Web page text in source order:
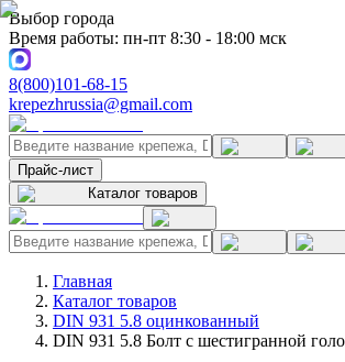
Выбор города
Время работы: пн-пт 8:30 - 18:00 мск
8(800)101-68-15
krepezhrussia@gmail.com
Прайс-лист
Каталог товаров
Главная
Каталог товаров
DIN 931 5.8 оцинкованный
DIN 931 5.8 Болт с шестигранной